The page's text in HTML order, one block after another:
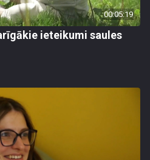
00:05:19
ieteikumi saules